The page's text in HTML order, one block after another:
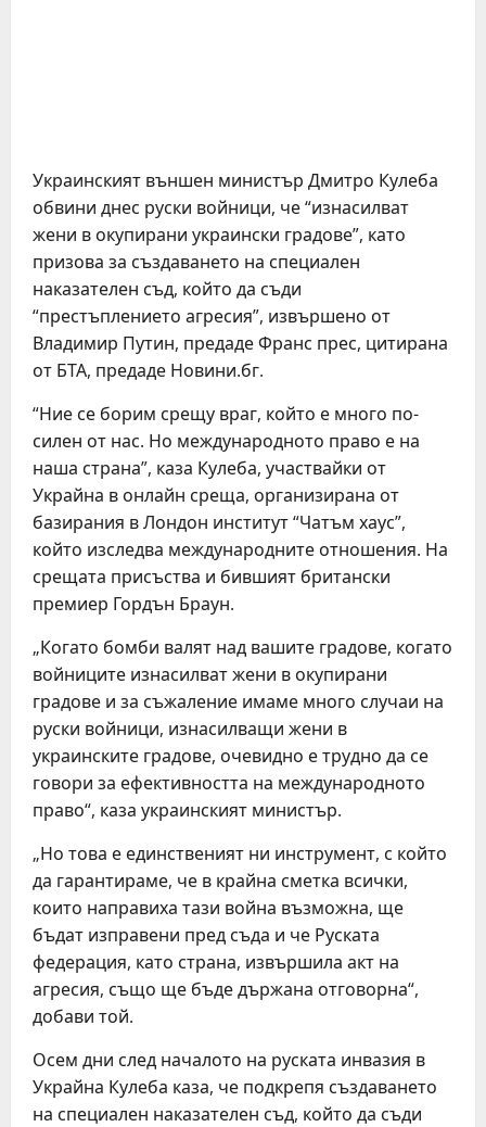
Украинският външен министър Дмитро Кулеба
обвини днес руски войници, че “изнасилват
жени в окупирани украински градове”, като
призова за създаването на специален
наказателен съд, който да съди
“престъплението агресия”, извършено от
Владимир Путин, предаде Франс прес, цитирана
от БТА, предаде Новини.бг.
“Ние се борим срещу враг, който е много по-
силен от нас. Но международното право е на
наша страна”, каза Кулеба, участвайки от
Украйна в онлайн среща, организирана от
базирания в Лондон институт “Чатъм хаус”,
който изследва международните отношения. На
срещата присъства и бившият британски
премиер Гордън Браун.
„Когато бомби валят над вашите градове, когато
войниците изнасилват жени в окупирани
градове и за съжаление имаме много случаи на
руски войници, изнасилващи жени в
украинските градове, очевидно е трудно да се
говори за ефективността на международното
право“, каза украинският министър.
„Но това е единственият ни инструмент, с който
да гарантираме, че в крайна сметка всички,
които направиха тази война възможна, ще
бъдат изправени пред съда и че Руската
федерация, като страна, извършила акт на
агресия, също ще бъде държана отговорна“,
добави той.
Осем дни след началото на руската инвазия в
Украйна Кулеба каза, че подкрепя създаването
на специален наказателен съд, който да съди